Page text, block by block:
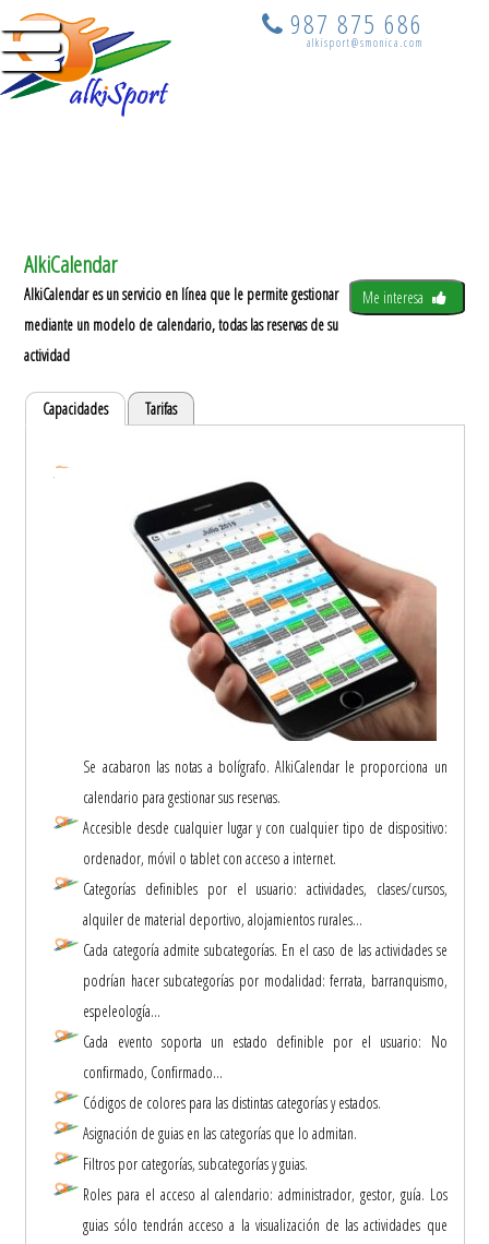
987 875 686
alkisport@smonica.com
AlkiCalendar
Me interesa
AlkiCalendar es un servicio en línea que le permite gestionar
mediante un modelo de calendario, todas las reservas de su
actividad
Capacidades Tarifas
Se acabaron las notas a bolígrafo. AlkiCalendar le proporciona un
calendario para gestionar sus reservas.
Accesible desde cualquier lugar y con cualquier tipo de dispositivo:
ordenador, móvil o tablet con acceso a internet.
Categorías definibles por el usuario: actividades, clases/cursos,
alquiler de material deportivo, alojamientos rurales...
Cada categoría admite subcategorías. En el caso de las actividades se
podrían hacer subcategorías por modalidad: ferrata, barranquismo,
espeleología...
Cada evento soporta un estado definible por el usuario: No
confirmado, Confirmado...
Códigos de colores para las distintas categorías y estados.
Asignación de guias en las categorías que lo admitan.
Filtros por categorías, subcategorías y guias.
Roles para el acceso al calendario: administrador, gestor, guía. Los
guias sólo tendrán acceso a la visualización de las actividades que